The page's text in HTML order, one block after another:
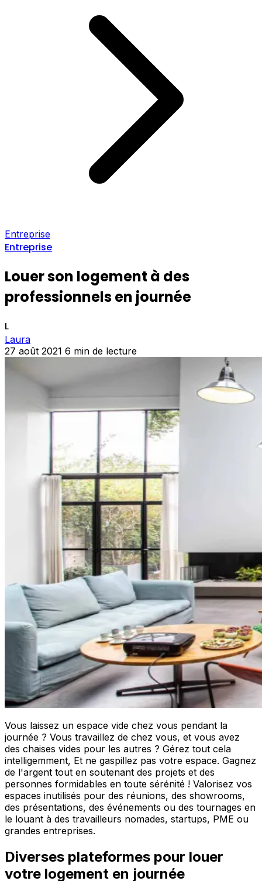
Entreprise
Entreprise
Louer son logement à des
professionnels en journée
L
Laura
27 août 2021 6 min de lecture
Vous laissez un espace vide chez vous pendant la
journée ? Vous travaillez de chez vous, et vous avez
des chaises vides pour les autres ? Gérez tout cela
intelligemment, Et ne gaspillez pas votre espace. Gagnez
de l'argent tout en soutenant des projets et des
personnes formidables en toute sérénité ! Valorisez vos
espaces inutilisés pour des réunions, des showrooms,
des présentations, des événements ou des tournages en
le louant à des travailleurs nomades, startups, PME ou
grandes entreprises.
Diverses plateformes pour louer
votre logement en journée